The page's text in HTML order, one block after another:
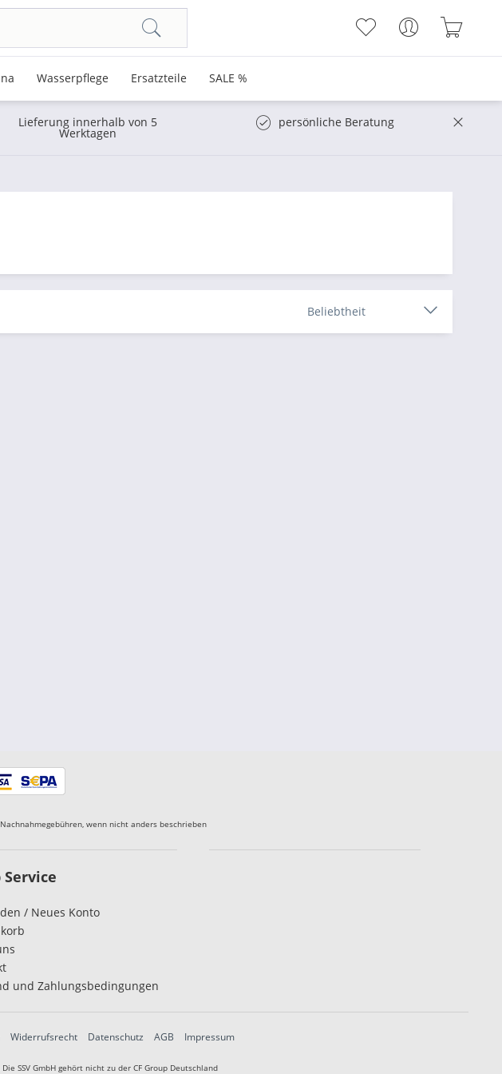
Wasserpflege Ersatzteile SALE %
Lieferung innerhalb von 5
Werktagen
persönliche Beratung
wenn nicht anders beschrieben
Service
/ Neues Konto
und Zahlungsbedingungen
Widerrufsrecht Datenschutz AGB Impressum
SSV GmbH gehört nicht zu der CF Group Deutschland